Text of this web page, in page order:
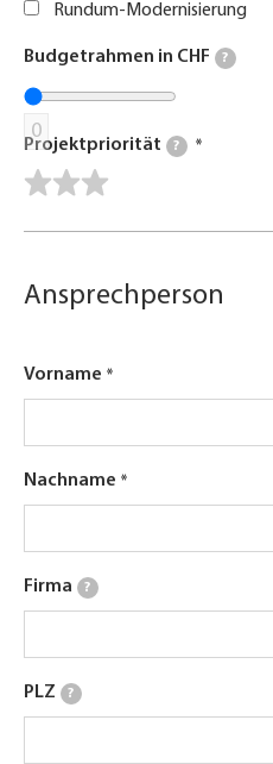
Rundum-Modernisierung
Budgetrahmen in CHF ?
0
Projektpriorität ?
Ansprechperson
Vorname
Nachname
Firma ?
PLZ ?